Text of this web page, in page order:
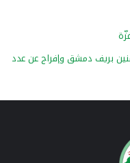
بريف دمشق وإفراج عن عدد